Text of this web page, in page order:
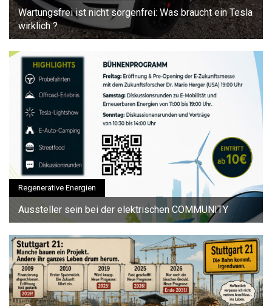
Wartungsfrei ist nicht sorgenfrei: Was braucht ein Tesla
wirklich ?
Regenerative Energien
Aussteller sein bei der elektrischen COMMUNITY